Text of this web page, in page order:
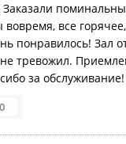
Заказали
все горячее,
понравилось! Зал
тревожил.
за обслуживание!
0